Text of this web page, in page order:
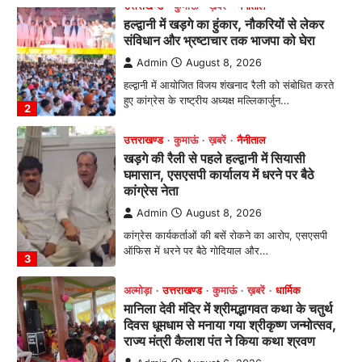
3
खड़गे की रैली से पहले हल्द्वानी में सियासी
घमासान, एसएसपी कार्यालय में धरने पर बैठे
कांग्रेस नेता
Admin August 8, 2026
कांग्रेस कार्यकर्ताओं की बसें रोकने का आरोप, एसएसपी
ऑफिस में धरने पर बैठे गोदियाल और…
4
अल्मोड़ा उत्तराखण्ड कुमाऊं ख़बरें
मानिला देवी मंदिर में श्रीमद्भागवत कथा के चतुर्थ
दिवस धूमधाम से मनाया गया श्रीकृष्ण जन्मोत्सव,
राज्य मंत्री कैलाश पंत ने किया कथा श्रवण
Admin August 6, 2026
रानीखेत। मानिला देवी मंदिर, कमराड़/विनायक क्षेत्र में
आयोजित श्रीमद्भागवत कथा के चतुर्थ दिवस गुरुवार को…
अल्मोड़ा उत्तराखण्ड ख़बरें
इंटर-एपीएस सेंट्रल कमांड चेस क्लस्टर-2 में
याग्यिका कुंद्रा ने लहराया परचम, अंडर-14 वर्ग
में हासिल किया प्रथम स्थान